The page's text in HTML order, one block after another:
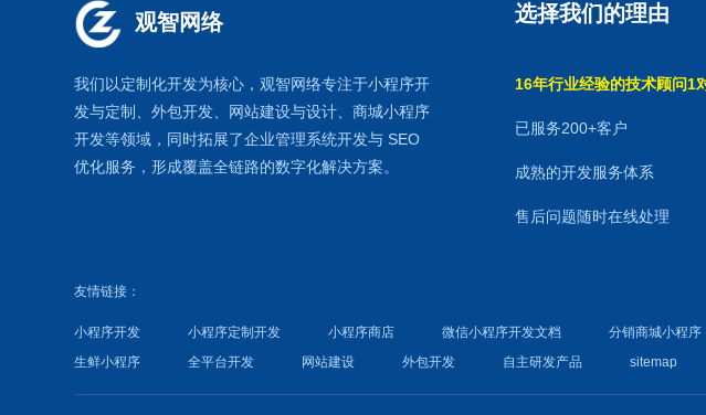
观智网络
我们以定制化开发为核心，观智网络专注于小程序开
发与定制、外包开发、 网站建设与设计、商城小程序
开发等领域，同时拓展了企业管理系统开发与 SEO
优化服务，形成覆盖全链路的数字化解决方案。
选择我们的理由
16年行业经验的技术顾问1
已服务200+客户
成熟的开发服务体系
售后问题随时在线处理
友情链接：
小程序开发 小程序定制开发 小程序商店 微信小程序开发文档 分销商城小程序
生鲜小程序
全平台开发 网站建设 外包开发 自主研发产品 sitemap